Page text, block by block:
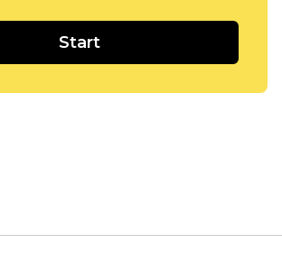
Start